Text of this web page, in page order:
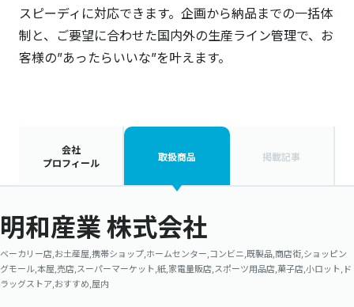
スピーディに対応できます。企画から納品までの一括体
制と、ご要望に合わせた国内外の生産ライン管理で、お
客様の”あったらいいな”を叶えます。
会社
プロフィール
取扱商品 掲載記事
明和産業 株式会社
ベーカリー店,お土産屋,携帯ショップ,ホームセンター,コンビニ,既製品,商店街,ショッピン
グモール,本屋,売店,スーパーマーケット,紙,家電量販店,スポーツ用品店,菓子店,小ロット,ド
ラッグストア,おすすめ,屋内